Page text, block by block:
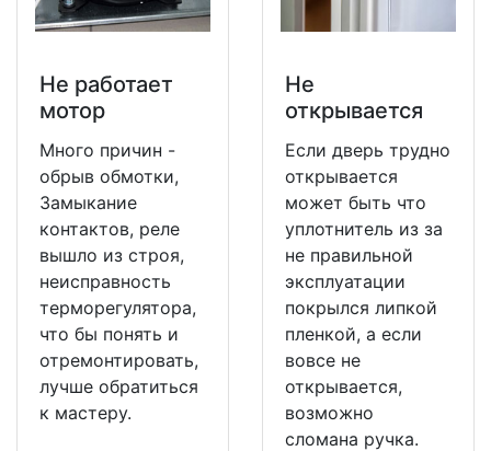
Не работает
мотор
Много причин -
обрыв обмотки,
Замыкание
контактов, реле
вышло из строя,
неисправность
терморегулятора,
что бы понять и
отремонтировать,
лучше обратиться
к мастеру.
Не
открывается
Если дверь трудно
открывается
может быть что
уплотнитель из за
не правильной
эксплуатации
покрылся липкой
пленкой, а если
вовсе не
открывается,
возможно
сломана ручка.